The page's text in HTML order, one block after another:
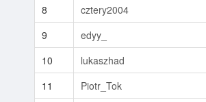
8
cztery2004
9
edyy_
10
lukaszhad
11
Piotr_Tok